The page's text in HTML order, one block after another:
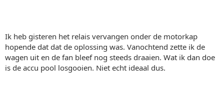
Ik heb gisteren het relais vervangen onder de motorkap
hopende dat dat de oplossing was. Vanochtend zette ik de
wagen uit en de fan bleef nog steeds draaien. Wat ik dan doe
is de accu pool losgooien. Niet echt ideaal dus.